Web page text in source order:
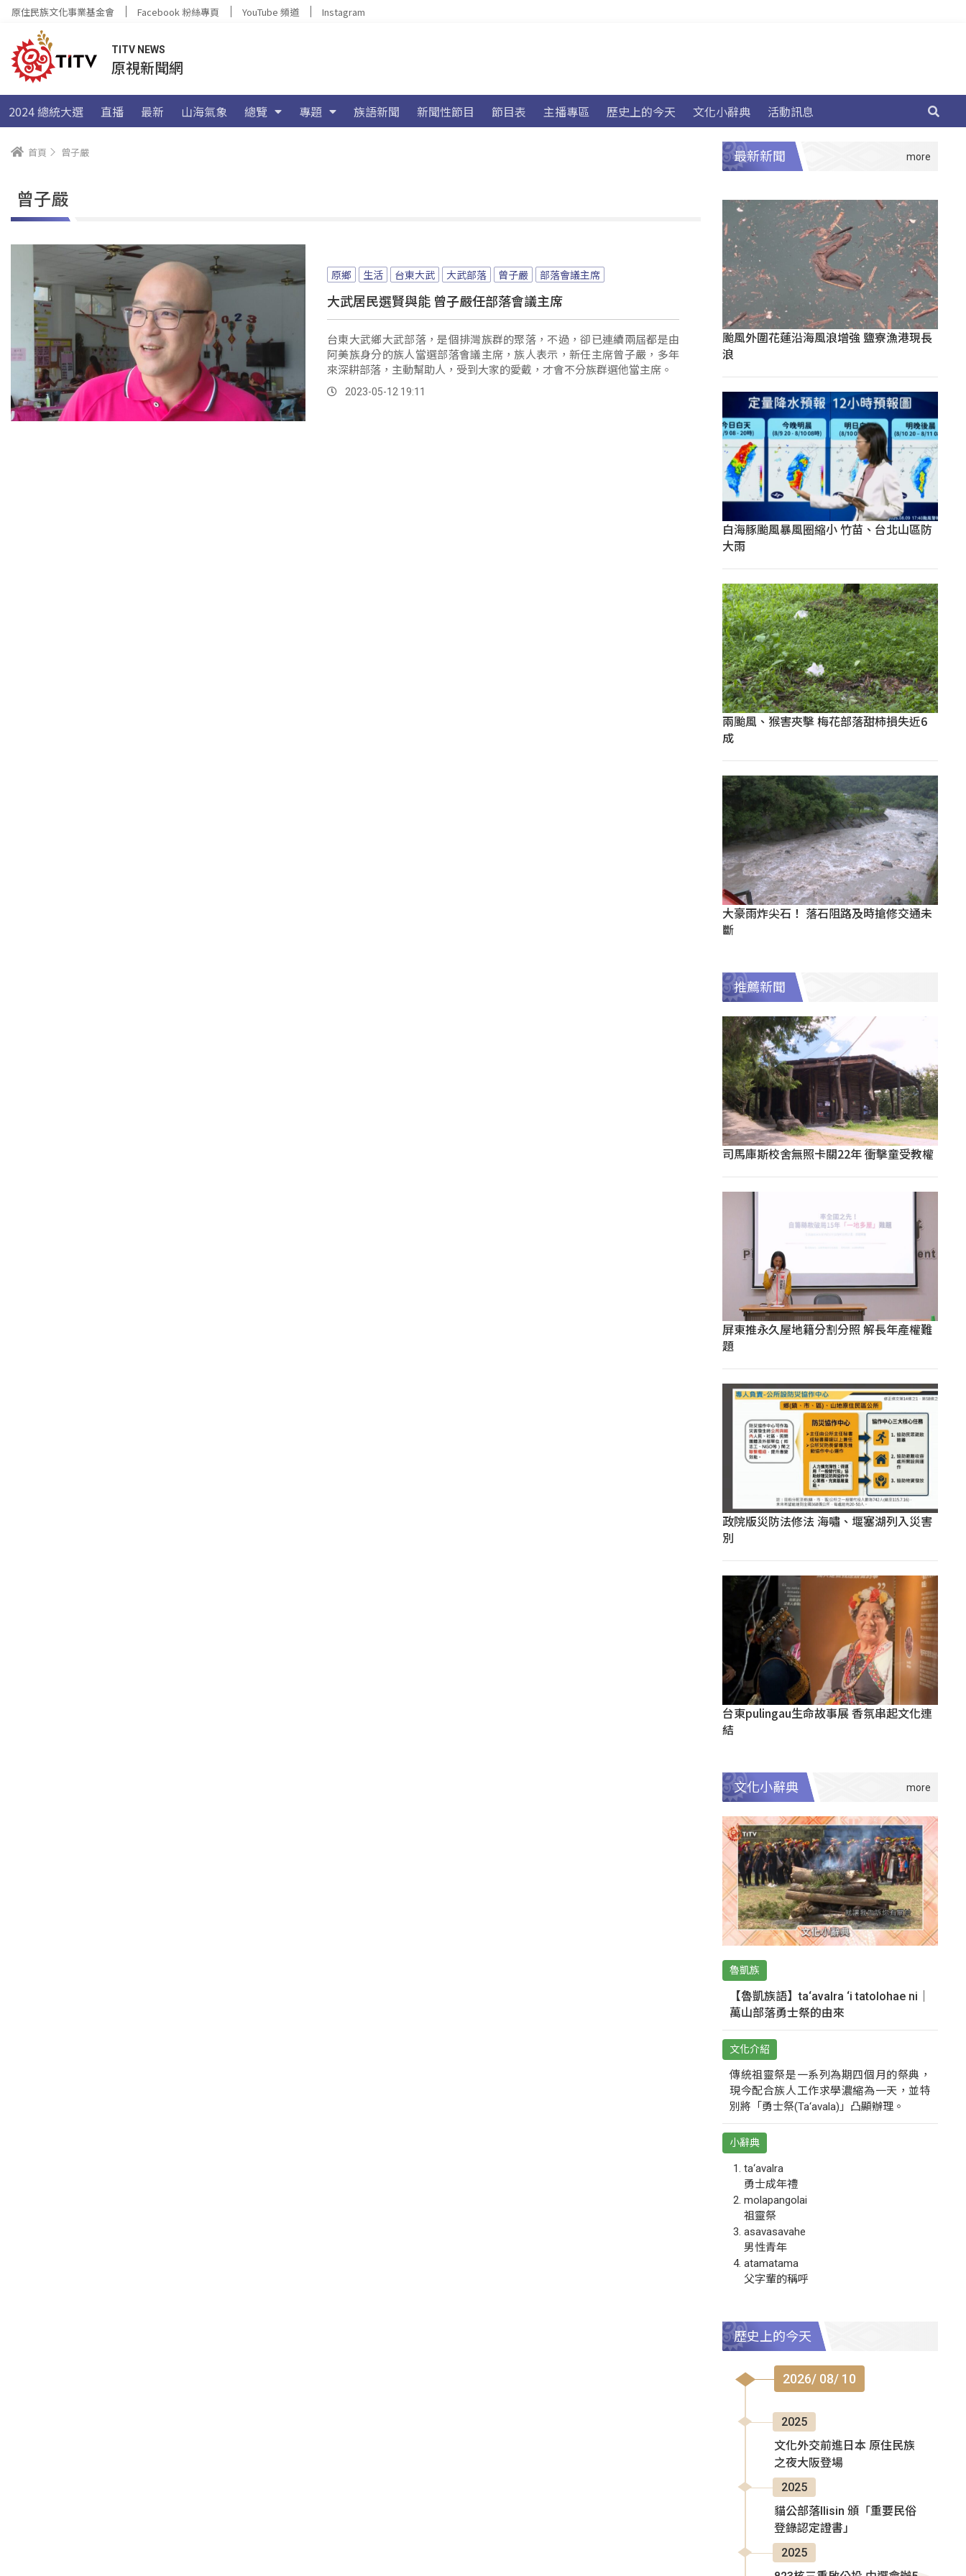
原住民族文化事業基金會 Facebook 粉絲專頁 YouTube 頻道 Instagram
TITV NEWS
原視新聞網
2024 總統大選 直播 最新 山海氣象 總覽 專題 族語新聞 新聞性節目 節目表 主播專區 歷史上的今天 文化小辭典 活動訊息
首頁 曾子嚴
曾子嚴
原鄉 生活 台東大武 大武部落 曾子嚴 部落會議主席
大武居民選賢與能 曾子嚴任部落會議主席
台東大武鄉大武部落，是個排灣族群的聚落，不過，卻已連續兩屆都是由
阿美族身分的族人當選部落會議主席，族人表示，新任主席曾子嚴，多年
來深耕部落，主動幫助人，受到大家的愛戴，才會不分族群選他當主席。
2023-05-12 19:11
最新新聞
颱風外圍花蓮沿海風浪增強 鹽寮漁港現長
浪
白海豚颱風暴風圈縮小 竹苗、台北山區防
大雨
兩颱風、猴害夾擊 梅花部落甜柿損失近6
成
大豪雨炸尖石！ 落石阻路及時搶修交通未
斷
推薦新聞
司馬庫斯校舍無照卡關22年 衝擊童受教權
屏東推永久屋地籍分割分照 解長年產權難
題
政院版災防法修法 海嘯、堰塞湖列入災害
別
台東pulingau生命故事展 香氛串起文化連
結
文化小辭典
魯凱族
【魯凱族語】ta‘avalra ‘i tatolohae ni｜
萬山部落勇士祭的由來
文化介紹
傳統祖靈祭是一系列為期四個月的祭典，
現今配合族人工作求學濃縮為一天，並特
別將「勇士祭(Ta‘avala)」凸顯辦理。
小辭典
ta‘avalra
勇士成年禮
molapangolai
祖靈祭
asavasavahe
男性青年
atamatama
父字輩的稱呼
歷史上的今天
2026/ 08/ 10
2025
文化外交前進日本 原住民族
之夜大阪登場
2025
貓公部落Ilisin 頒「重要民俗
登錄認定證書」
2025